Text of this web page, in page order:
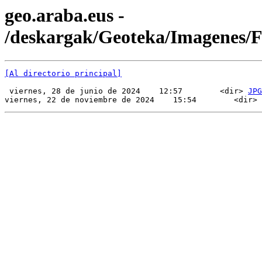
geo.araba.eus -
/deskargak/Geoteka/Imagenes/
[Al directorio principal]
viernes, 28 de junio de 2024    12:57        <dir> JPG
viernes, 22 de noviembre de 2024    15:54        <dir>